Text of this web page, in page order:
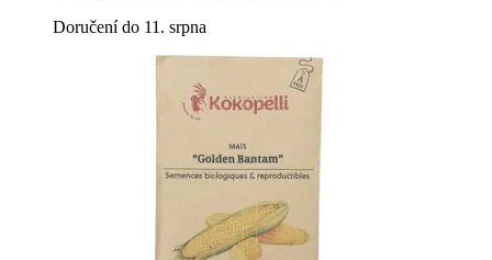
Doručení do 11. srpna